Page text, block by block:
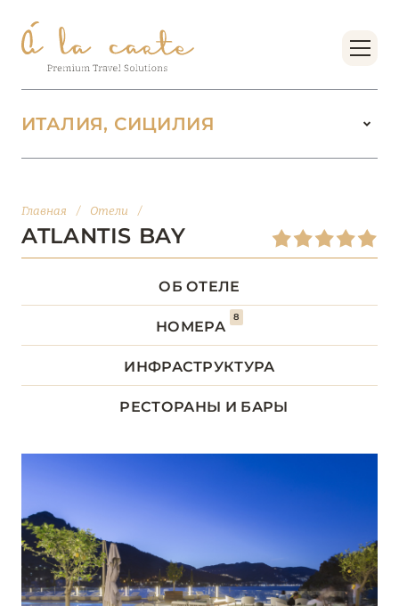
ИТАЛИЯ, СИЦИЛИЯ
ВАЛЛЕ-Д’АОСТА
ДОЛОМИТОВЫЕ АЛЬПЫ
КАМПАНИЯ
ЛОМБАРДИЯ
ПЬЕМОНТ 3
Главная / Отели /
ATLANTIS BAY
ОБ ОТЕЛЕ
НОМЕРА
8
ИНФРАСТРУКТУРА
РЕСТОРАНЫ И БАРЫ